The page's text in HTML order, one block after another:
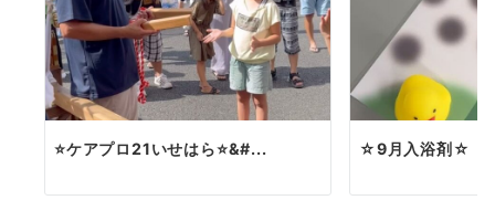
⭐️ケアプロ21いせはら⭐&#... ☆9月入浴剤☆